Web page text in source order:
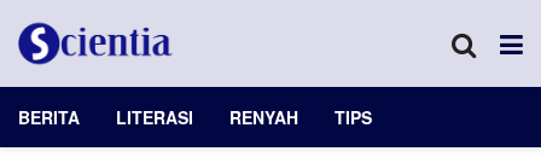
BERITA LITERASI RENYAH TIPS